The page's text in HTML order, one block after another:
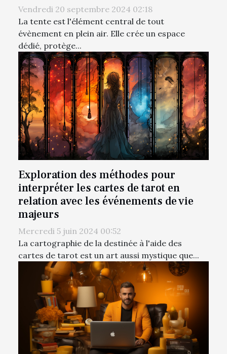
Vendredi 20 septembre 2024 02:18
La tente est l'élément central de tout
évènement en plein air. Elle crée un espace
dédié, protège...
Exploration des méthodes pour
interpréter les cartes de tarot en
relation avec les événements de vie
majeurs
Mercredi 5 juin 2024 00:52
La cartographie de la destinée à l'aide des
cartes de tarot est un art aussi mystique que...